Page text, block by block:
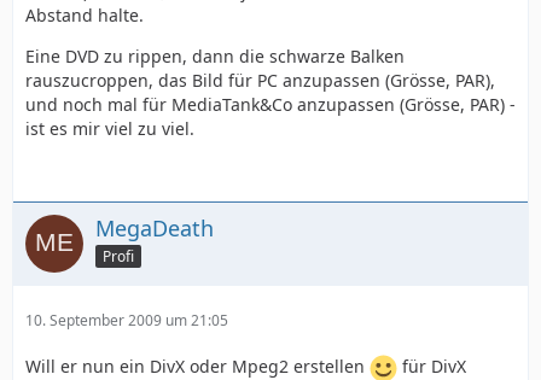
Abstand halte.
Eine DVD zu rippen, dann die schwarze Balken
rauszucroppen, das Bild für PC anzupassen (Grösse, PAR),
und noch mal für MediaTank&Co anzupassen (Grösse, PAR) -
ist es mir viel zu viel.
MegaDeath
Profi
10. September 2009 um 21:05
Will er nun ein DivX oder Mpeg2 erstellen
für DivX